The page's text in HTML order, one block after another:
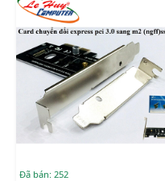
Đã bán: 252